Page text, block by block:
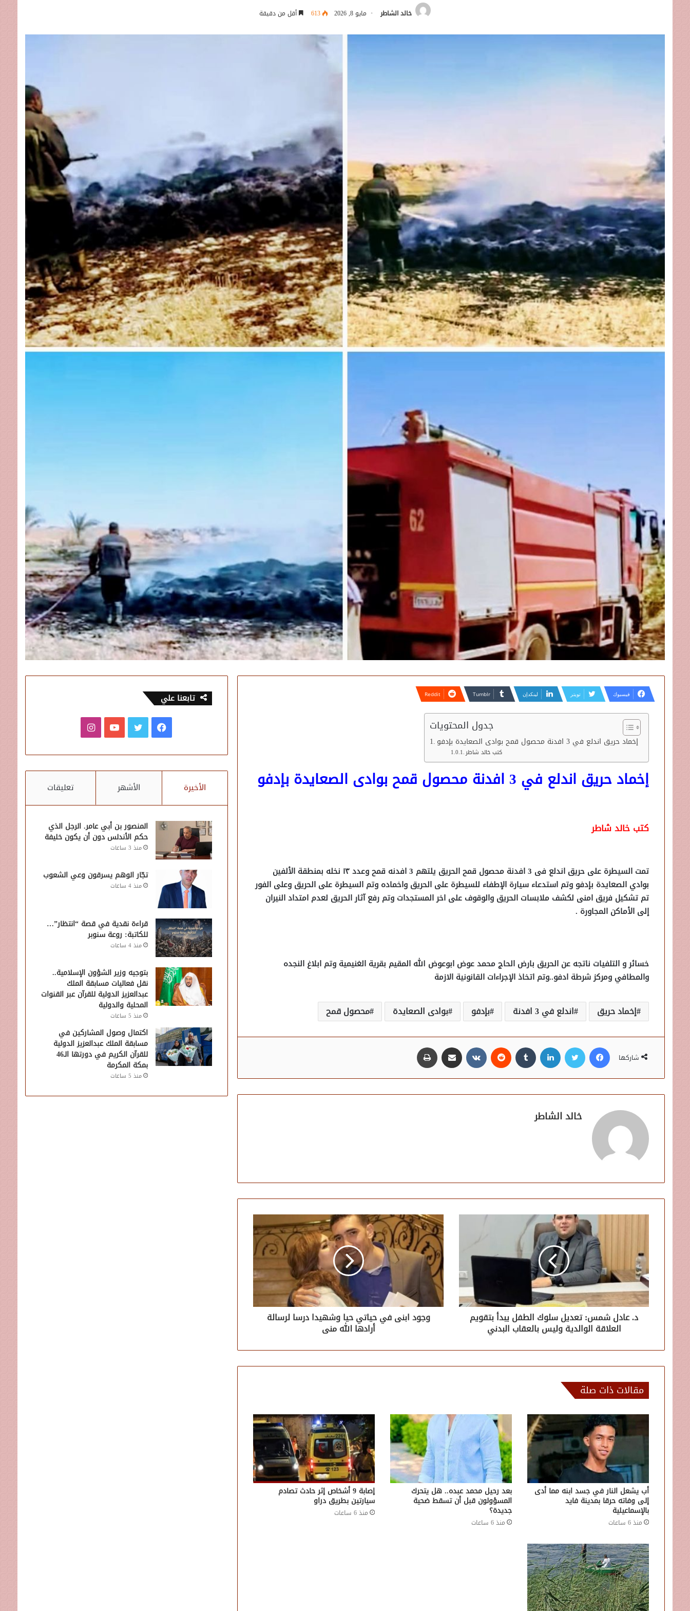
خالد الشاطر مايو 8, 2026 613 أقل من دقيقة
فيسبوك تويتر لينكدإن
جدول المحتويات
إخماد حريق اندلع في 3 افدنة محصول قمح بوادى الصعايدة بإدفو
كتب خالد شاطر
إخماد حريق اندلع في 3 افدنة محصول قمح بوادى الصعايدة بإدفو
كتب خالد شاطر
تمت السيطرة على حريق اندلع فى 3 افدنة محصول قمح الحريق يلتهم 3 افدنه قمح وعدد ١٣ نخله بمنطقة الألفين
بوادي الصعايدة بإدفو وتم استدعاء سيارة الإطفاء للسيطرة على الحريق واخماده وتم السيطرة على الحريق وعلى الفور
تم تشكيل فريق امنى لكشف ملابسات الحريق والوقوف على اخر المستجدات وتم رفع آثار الحريق لعدم امتداد النيران
إلى الأماكن المجاورة .
خسائر و التلفيات ناتجه عن الحريق بارض الحاج محمد عوض ابوعوض الله المقيم بقرية الغنيمية وتم ابلاغ النجده
والمطافي ومركز شرطة ادفو..وتم اتخاذ الإجراءات القانونية الازمة
إخماد حريق اندلع في 3 افدنة بإدفو بوادى الصعايدة محصول قمح
شاركها
فيسبوك تويتر لينكدإن مشاركة عبر البريد
خالد الشاطر
د. عادل شمس: تعديل سلوك الطفل يبدأ بتقويم
العلاقة الوالدية وليس بالعقاب البدني
وجود ابنى في حياتي حيا وشهيدا درسا لرسالة
أرادها الله منى
مقالات ذات صلة
أب يشعل النار في جسد ابنه مما أدى
إلى وفاته حرقا بمدينة فايد
بالإسماعيلية
منذ 6 ساعات
بعد رحيل محمد عبده.. هل يتحرك
المسؤولون قبل أن تسقط ضحية
جديدة؟
منذ 6 ساعات
إصابة 9 أشخاص إثر حادث تصادم
سيارتين بطريق دراو
منذ 6 ساعات
تابعنا علي
فيسبوكتويتر يوتيوبانستقرام
الأخيرة الأشهر تعليقات
المنصور بن أبي عامر. الرجل الذي
حكم الأندلس دون أن يكون خليفة
منذ 3 ساعات
تجّار الوهم يسرقون وعي الشعوب
منذ 4 ساعات
قراءة نقدية في قصة “انتظار”…
للكاتبة: روعة سنوبر
منذ 4 ساعات
بتوجيه وزير الشؤون الإسلامية..
نقل فعاليات مسابقة الملك
عبدالعزيز الدولية للقرآن عبر القنوات
المحلية والدولية
منذ 5 ساعات
اكتمال وصول المشاركين في
مسابقة الملك عبدالعزيز الدولية
للقرآن الكريم في دورتها الـ46
بمكة المكرمة
منذ 5 ساعات